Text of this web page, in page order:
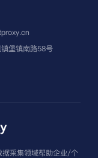
镇堡镇南路58号
采集领域帮助企业/个